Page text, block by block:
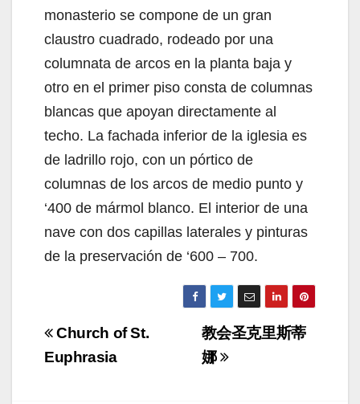
monasterio se compone de un gran
claustro cuadrado, rodeado por una
columnata de arcos en la planta baja y
otro en el primer piso consta de columnas
blancas que apoyan directamente al
techo. La fachada inferior de la iglesia es
de ladrillo rojo, con un pórtico de
columnas de los arcos de medio punto y
‘400 de mármol blanco. El interior de una
nave con dos capillas laterales y pinturas
de la preservación de ‘600 – 700.
Navigazione
articoli
教会圣克里斯蒂
娜
Church of St.
Euphrasia